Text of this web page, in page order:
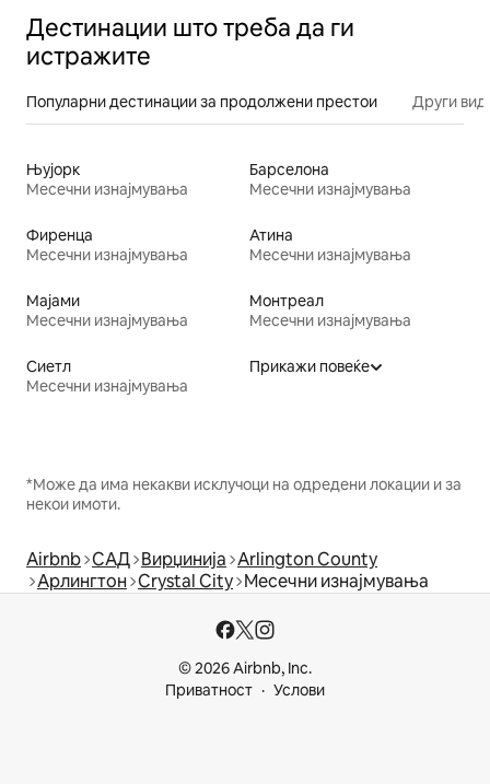
Дестинации што треба да ги
истражите
Популарни дестинации за продолжени престои Други
Њујорк
Месечни изнајмувања
Барселона
Месечни изнајмувања
Фиренца
Месечни изнајмувања
Атина
Месечни изнајмувања
Мајами
Месечни изнајмувања
Монтреал
Месечни изнајмувања
Сиетл
Месечни изнајмувања
Прикажи повеќе
*Може да има некакви исклучоци на одредени локации и за
некои имоти.
Airbnb САД Вирџинија Arlington County
Арлингтон Crystal City Месечни изнајмувања
© 2026 Airbnb, Inc.
Приватност
Услови